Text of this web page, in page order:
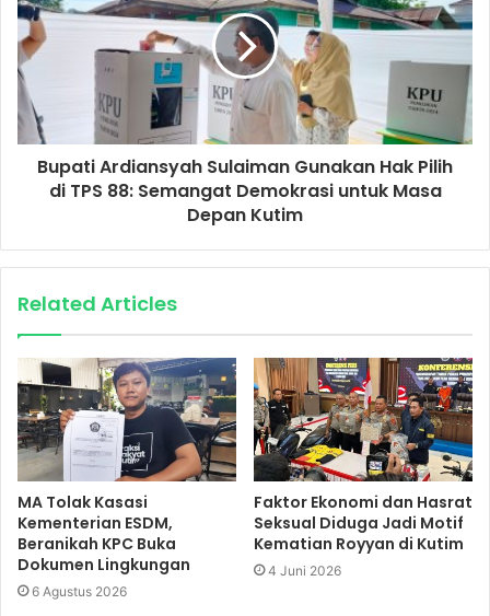
Bupati Ardiansyah Sulaiman Gunakan Hak Pilih
di TPS 88: Semangat Demokrasi untuk Masa
Depan Kutim
Related Articles
MA Tolak Kasasi
Kementerian ESDM,
Beranikah KPC Buka
Dokumen Lingkungan
6 Agustus 2026
Faktor Ekonomi dan Hasrat
Seksual Diduga Jadi Motif
Kematian Royyan di Kutim
4 Juni 2026